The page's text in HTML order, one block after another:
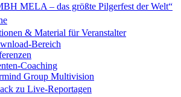
MELA – das größte Pilgerfest der Welt“
& Material für Veranstalter
Bereich
Coaching
Group Multivision
zu Live-Reportagen